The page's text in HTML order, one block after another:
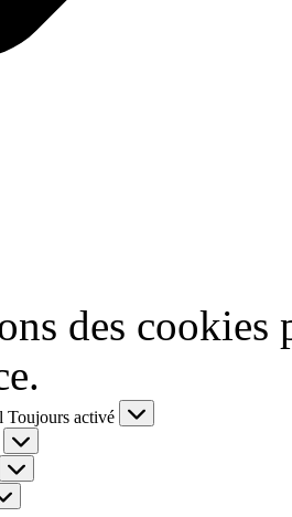
des cookies
Toujours activé